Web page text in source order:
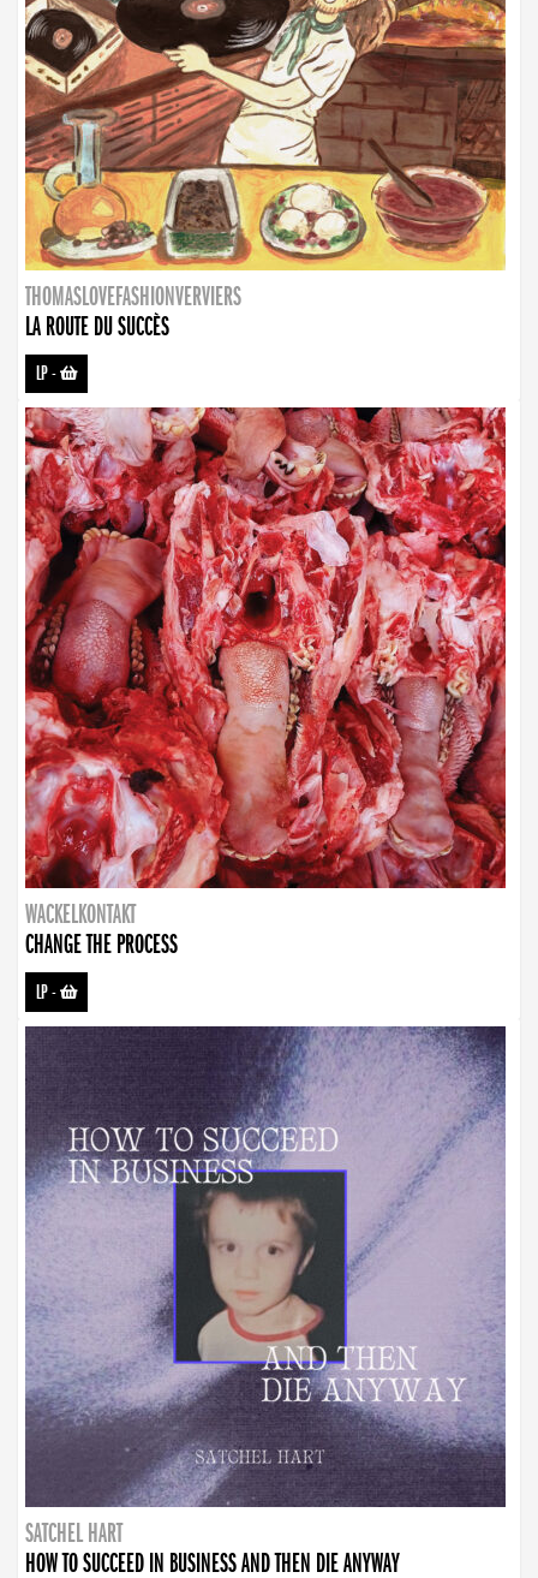
THOMASLOVEFASHIONVERVIERS
LA ROUTE DU SUCCÈS
LP-
WACKELKONTAKT
CHANGE THE PROCESS
LP-
SATCHEL HART
HOW TO SUCCEED IN BUSINESS AND THEN DIE ANYWAY